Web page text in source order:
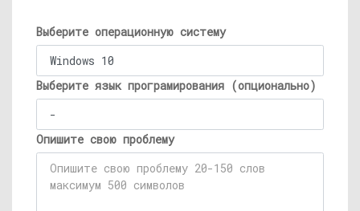
Выберите операционную систему
Выберите язык програмирования (опционально)
Опишите свою проблему